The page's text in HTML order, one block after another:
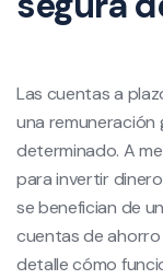
Las cuentas a
una
determinado. A
para invertir
se benefician de
cuentas de
detalle cómo